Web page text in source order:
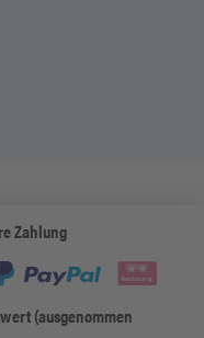
Zahlung
(ausgenommen